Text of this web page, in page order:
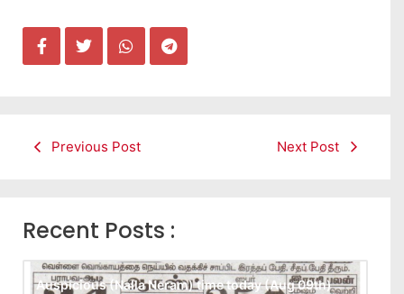
Previous Post Next Post
Recent Posts :
Auspicious (Nalla Neram) time today (Aug 09th)